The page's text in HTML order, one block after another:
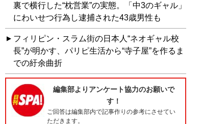
裏で横行した“枕営業”の実態。「中3のギャル」
にわいせつ行為し逮捕された43歳男性も
フィリピン・スラム街の日本人“ネオギャル校
長”が明かす、パリピ生活から“寺子屋”を作るま
での紆余曲折